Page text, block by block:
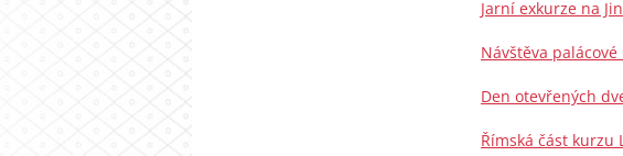
Jarní exkurze na
Návštěva
Den otevřených
Římská část